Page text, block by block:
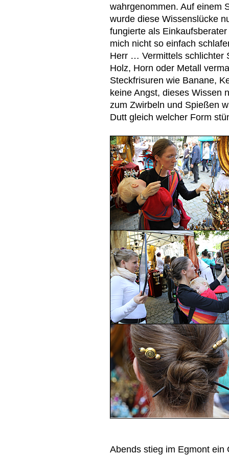
wahrgenommen. Auf einem
wurde diese Wissenslücke
fungierte als
mich nicht so einfach
Herr … Vermittels schlichter
Holz, Horn oder Metall
Steckfrisuren wie Banane,
keine Angst, dieses Wissen
zum Zwirbeln und Spießen
Dutt gleich welcher Form
Abends stieg im Egmont ein